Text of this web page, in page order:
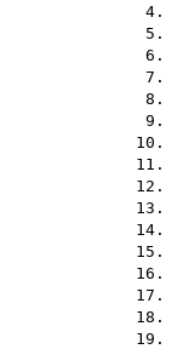
4.
5.
6.
7.
8.
9.
10.
11.
12.
13.
14.
15.
16.
17.
18.
19.